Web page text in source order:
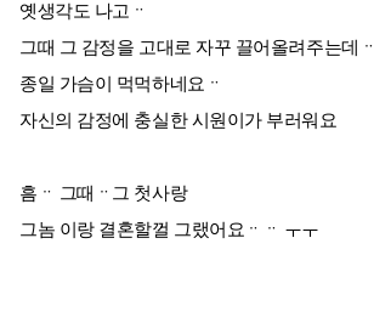
옛생각도 나고ᆢ
그때 그 감정을 고대로 자꾸 끌어올려주는데ᆢ
종일 가슴이 먹먹하네요ᆢ
자신의 감정에 충실한 시원이가 부러워요
흠ᆢ 그때ᆢ그 첫사랑
그놈 이랑 결혼할껄 그랬어요ᆢᆢ ㅜㅜ